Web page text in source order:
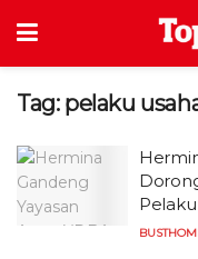
Tag: pelaku